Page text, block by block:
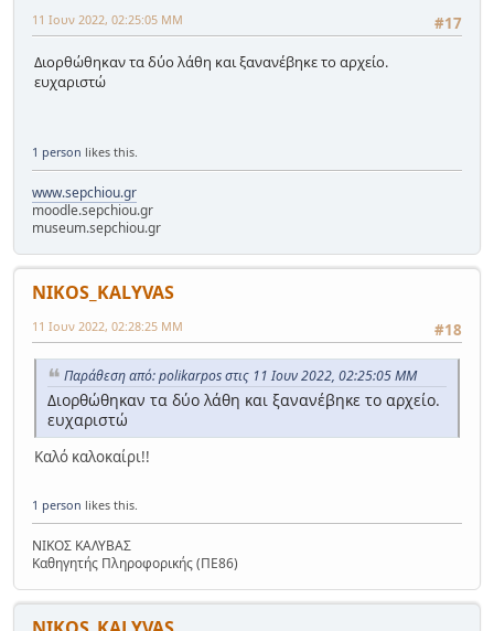
#17
11 Ιουν 2022, 02:25:05 ΜΜ
Διορθώθηκαν τα δύο λάθη και ξανανέβηκε το αρχείο.
ευχαριστώ
1 person likes this.
www.sepchiou.gr
moodle.sepchiou.gr
museum.sepchiou.gr
NIKOS_KALYVAS
#18
11 Ιουν 2022, 02:28:25 ΜΜ
Παράθεση από: polikarpos στις 11 Ιουν 2022, 02:25:05 ΜΜ
Διορθώθηκαν τα δύο λάθη και ξανανέβηκε το αρχείο.
ευχαριστώ
Καλό καλοκαίρι!!
1 person likes this.
ΝΙΚΟΣ ΚΑΛΥΒΑΣ
Καθηγητής Πληροφορικής (ΠΕ86)